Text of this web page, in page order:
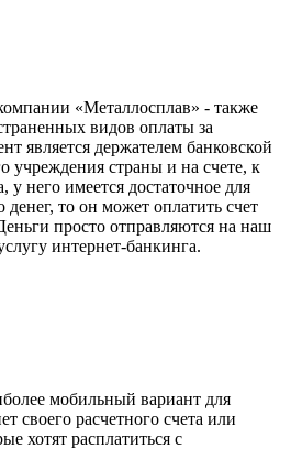
«Металлосплав» - также
видов оплаты за
является держателем банковской
учреждения страны и на счете, к
у него имеется достаточное для
денег, то он может оплатить счет
просто отправляются на наш
интернет-банкинга.
мобильный вариант для
своего расчетного счета или
хотят расплатиться с